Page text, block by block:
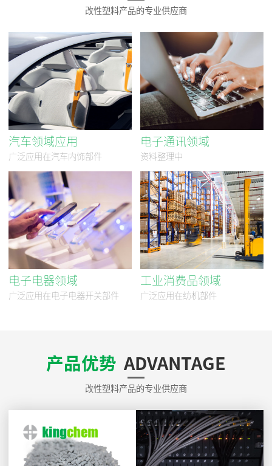
改性塑料产品的专业供应商
汽车领域应用
广泛应用在汽车内饰部件
电子通讯领域
资料整理中
电子电器领域
广泛应用在电子电器开关部件
工业消费品领域
广泛应用在纺机部件
产品优势 ADVANTAGE
改性塑料产品的专业供应商